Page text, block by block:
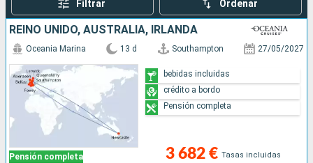
Filtrar Ordenar
REINO UNIDO, AUSTRALIA, IRLANDA
Pensión completa
Oceania Marina 13 d Southampton 27/05/2027
3 682 € Tasas incluidas
bebidas incluidas
crédito a bordo
Pensión completa